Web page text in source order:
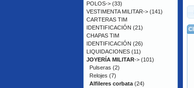
POLOS-> (33)
VESTIMENTA MILITAR-> (141)
CARTERAS TIM
IDENTIFICACIÓN (21)
CHAPAS TIM
IDENTIFICACIÓN (26)
LIQUIDACIONES (11)
JOYERÍA MILITAR-> (101)
Pulseras (2)
Relojes (7)
Alfileres corbata (24)